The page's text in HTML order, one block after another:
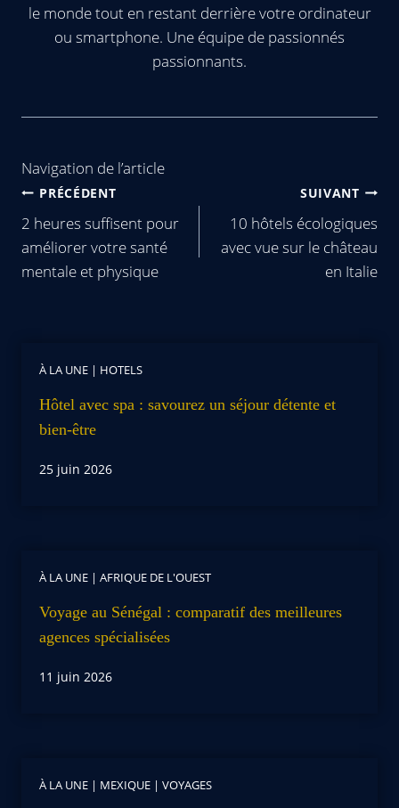
le monde tout en restant derrière votre ordinateur
ou smartphone. Une équipe de passionnés
passionnants.
Navigation de l’article
PRÉCÉDENT
2 heures suffisent pour
améliorer votre santé
mentale et physique
SUIVANT
10 hôtels écologiques
avec vue sur le château
en Italie
À LA UNE | HOTELS
Hôtel avec spa : savourez un séjour détente et
bien-être
25 juin 2026
À LA UNE | AFRIQUE DE L'OUEST
Voyage au Sénégal : comparatif des meilleures
agences spécialisées
11 juin 2026
À LA UNE | MEXIQUE | VOYAGES